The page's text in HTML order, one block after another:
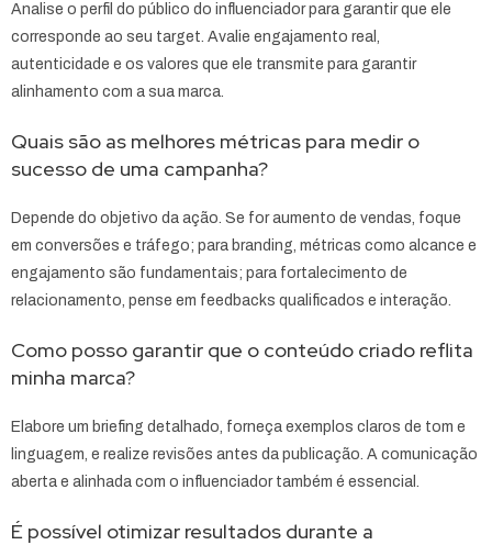
Analise o perfil do público do influenciador para garantir que ele
corresponde ao seu target. Avalie engajamento real,
autenticidade e os valores que ele transmite para garantir
alinhamento com a sua marca.
Quais são as melhores métricas para medir o
sucesso de uma campanha?
Depende do objetivo da ação. Se for aumento de vendas, foque
em conversões e tráfego; para branding, métricas como alcance e
engajamento são fundamentais; para fortalecimento de
relacionamento, pense em feedbacks qualificados e interação.
Como posso garantir que o conteúdo criado reflita
minha marca?
Elabore um briefing detalhado, forneça exemplos claros de tom e
linguagem, e realize revisões antes da publicação. A comunicação
aberta e alinhada com o influenciador também é essencial.
É possível otimizar resultados durante a